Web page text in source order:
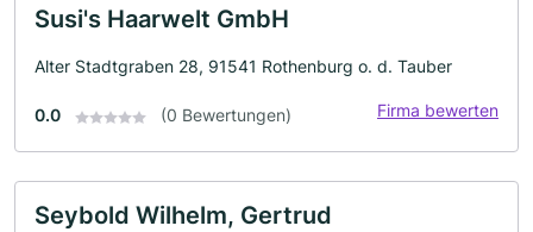
Susi's Haarwelt GmbH
Alter Stadtgraben 28, 91541 Rothenburg o. d. Tauber
0.0 (0 Bewertungen) Firma bewerten
Seybold Wilhelm, Gertrud